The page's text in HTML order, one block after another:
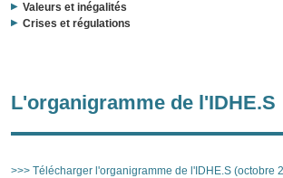
Valeurs et inégalités
Crises et régulations
L'organigramme de l'IDHE.S
>>> Télécharger l'organigramme de l'IDHE.S (octobre